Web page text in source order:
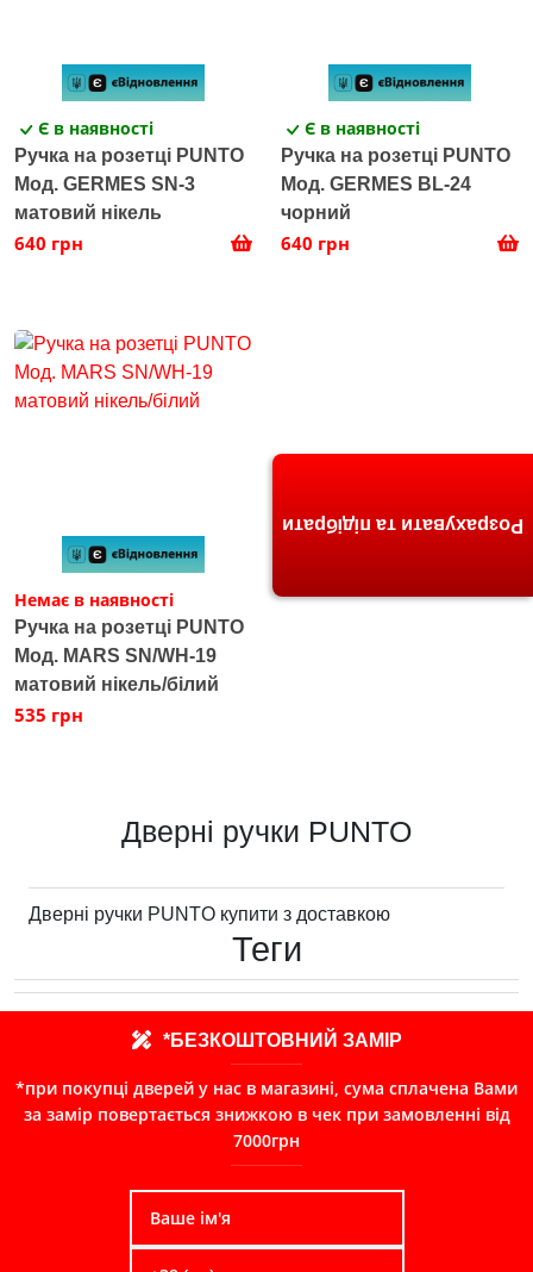
Є в наявності
Ручка на розетці PUNTO
Мод. GERMES SN-3
матовий нікель
640 грн
Є в наявності
Ручка на розетці PUNTO
Мод. GERMES BL-24
чорний
640 грн
Немає в наявності
Ручка на розетці PUNTO
Мод. MARS SN/WH-19
матовий нікель/білий
535 грн
Дверні ручки PUNTO
Дверні ручки PUNTO купити з доставкою
Теги
*БЕЗКОШТОВНИЙ ЗАМІР
*при покупці дверей у нас в магазині, сума сплачена Вами
за замір повертається знижкою в чек при замовленні від
7000грн
Розрахувати та підібрати